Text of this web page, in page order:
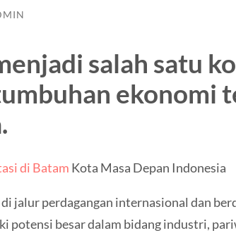
salah satu
ekonomi
di Batam Kota Masa Depan Indonesia
jalur perdagangan internasional dan
potensi besar dalam bidang industri,